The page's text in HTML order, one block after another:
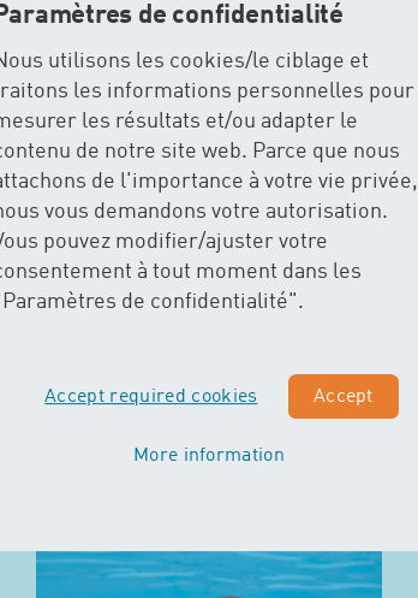
Paramètres de confidentialité
utilisons les cookies/le ciblage et
les informations personnelles pour
les résultats et/ou adapter le
de notre site web. Parce que nous
de l'importance à votre vie privée,
vous demandons votre autorisation.
pouvez modifier/ajuster votre
à tout moment dans les
de confidentialité".
Accept required cookies Accept
More information
Quereinstieg
pour bébés
Autres cours à Zurich Tous cours